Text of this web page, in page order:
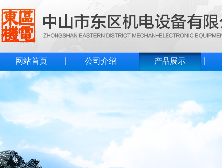
网站首页 公司介绍 产品展示